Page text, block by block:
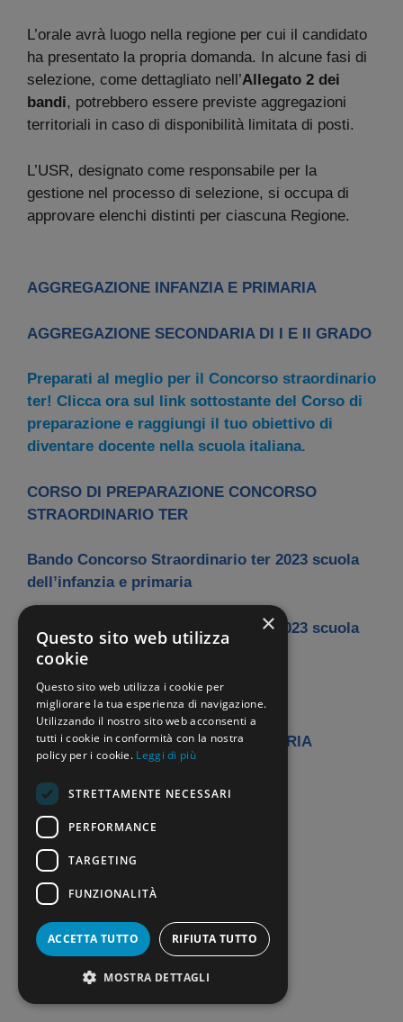
L’orale avrà luogo nella regione per cui il candidato
ha presentato la propria domanda. In alcune fasi di
selezione, come dettagliato nell’Allegato 2 dei
bandi, potrebbero essere previste aggregazioni
territoriali in caso di disponibilità limitata di posti.
L’USR, designato come responsabile per la
gestione nel processo di selezione, si occupa di
approvare elenchi distinti per ciascuna Regione.
AGGREGAZIONE INFANZIA E PRIMARIA
AGGREGAZIONE SECONDARIA DI I E II GRADO
Preparati al meglio per il Concorso straordinario
ter! Clicca ora sul link sottostante del Corso di
preparazione e raggiungi il tuo obiettivo di
diventare docente nella scuola italiana.
CORSO DI PREPARAZIONE CONCORSO
STRAORDINARIO TER
Bando Concorso Straordinario ter 2023 scuola
dell’infanzia e primaria
Bando Concorso Straordinario ter 2023 scuola
secondaria
FAQ MINISTERO SECONDARIA
FAQ MINISTERO INFANZIA E PRIMARIA
Categorie
Concorso Docenti
×
Questo sito web utilizza
cookie
Questo sito web utilizza i cookie per
migliorare la tua esperienza di navigazione.
Utilizzando il nostro sito web acconsenti a
tutti i cookie in conformità con la nostra
policy per i cookie. Leggi di più
STRETTAMENTE NECESSARI
PERFORMANCE
TARGETING
FUNZIONALITÀ
ACCETTA TUTTO RIFIUTA TUTTO
MOSTRA DETTAGLI